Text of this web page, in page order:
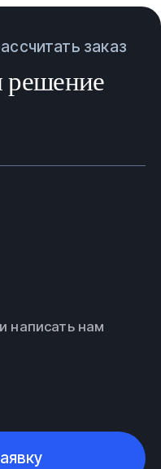
заказ
решение
написать нам